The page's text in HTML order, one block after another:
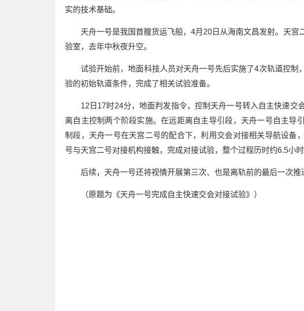
实的技术基础。
天舟一号是我国首艘货运飞船，4月20日从海南文昌发射。天宫
验室，去年中秋夜升空。
试验开始前，地面科技人员对天舟一号先后实施了4次轨道控制
验的初始轨道条件，完成了相关试验准备。
12日17时24分，地面判发指令，控制天舟一号转入自主快速交
离自主控制两个阶段实施。在远距离自主导引段，天舟一号自主导
制段，天舟一号在天宫二号的配合下，利用交会对接相关导航设备
号与天宫二号对接机构接触，完成对接试验，整个过程历时约6.5小时
后续，天舟一号还将视情开展第三次、也是离轨前的最后一次推
（原题为《天舟一号完成自主快速交会对接试验》）